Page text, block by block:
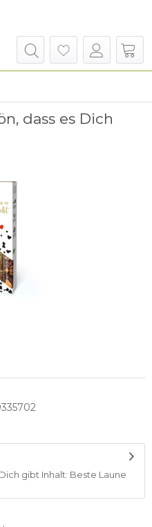
dass es Dich
gibt Inhalt: Beste Laune